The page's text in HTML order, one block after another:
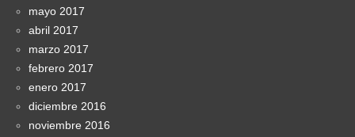
mayo 2017
abril 2017
marzo 2017
febrero 2017
enero 2017
diciembre 2016
noviembre 2016